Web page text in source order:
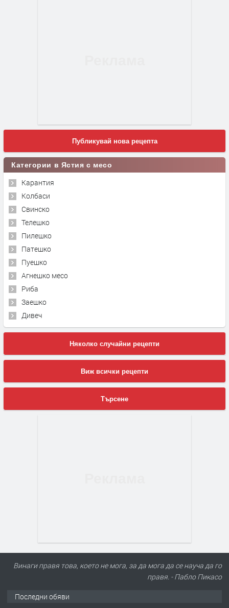
Публикувай нова рецепта
Категории в Ястия с месо
Карантия
Колбаси
Свинско
Телешко
Пилешко
Патешко
Пуешко
Агнешко месо
Риба
Заешко
Дивеч
Няколко случайни рецепти
Виж всички рецепти
Търсене
Винаги правя това, което не мога, за да мога да се науча да го
правя. - Пабло Пикасо
Последни обяви